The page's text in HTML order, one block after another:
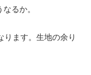
るか。
ります。生地の余り